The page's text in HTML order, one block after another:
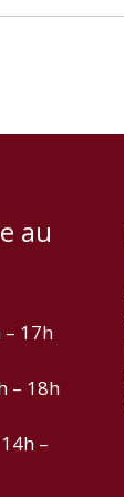
au
17h
– 18h
–